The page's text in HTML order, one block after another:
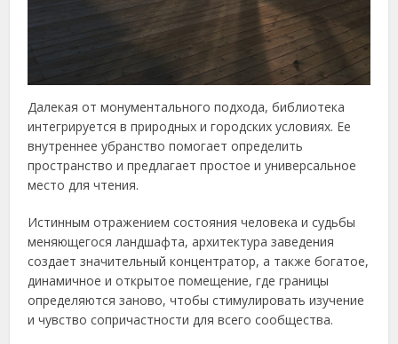
Далекая от монументального подхода, библиотека
интегрируется в природных и городских условиях. Ее
внутреннее убранство помогает определить
пространство и предлагает простое и универсальное
место для чтения.
Истинным отражением состояния человека и судьбы
меняющегося ландшафта, архитектура заведения
создает значительный концентратор, а также богатое,
динамичное и открытое помещение, где границы
определяются заново, чтобы стимулировать изучение
и чувство сопричастности для всего сообщества.